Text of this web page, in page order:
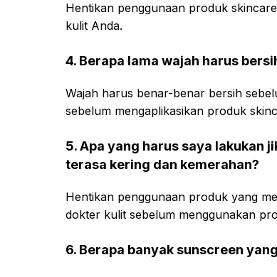
Hentikan penggunaan produk
kulit Anda.
4. Berapa lama wajah harus
Wajah harus benar-benar bersih
sebelum mengaplikasikan produk
5. Apa yang harus saya lakukan
terasa kering dan kemerahan?
Hentikan penggunaan produk yang
dokter kulit sebelum menggunakan
6. Berapa banyak sunscreen